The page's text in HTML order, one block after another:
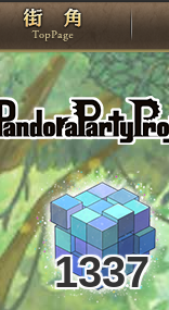
TOP
1337